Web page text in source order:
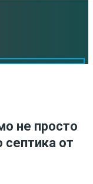
не просто
септика от